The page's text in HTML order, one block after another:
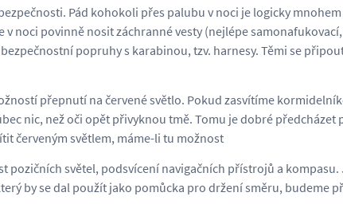
Pád kohokoli přes palubu v noci je logicky
v noci povinně nosit záchranné vesty (nejlépe
popruhy s karabinou, tzv. harnesy. Těmi se
přepnutí na červené světlo. Pokud zasvítíme
nic, než oči opět přivyknou tmě. Tomu je dobré předcházet
červeným světlem, máme-li tu možnost
pozičních světel, podsvícení navigačních přístrojů a kompasu.
by se dal použít jako pomůcka pro držení směru, budeme